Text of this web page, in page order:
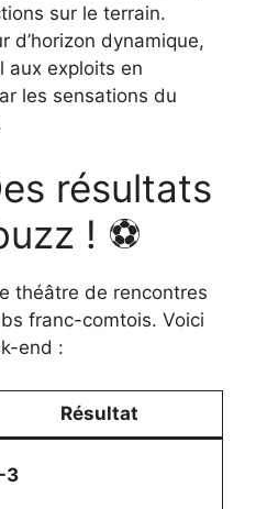
sur le terrain.
d’horizon dynamique,
aux exploits en
les sensations du
résultats
! ⚽
théâtre de rencontres
franc-comtois. Voici
end :
Résultat
3